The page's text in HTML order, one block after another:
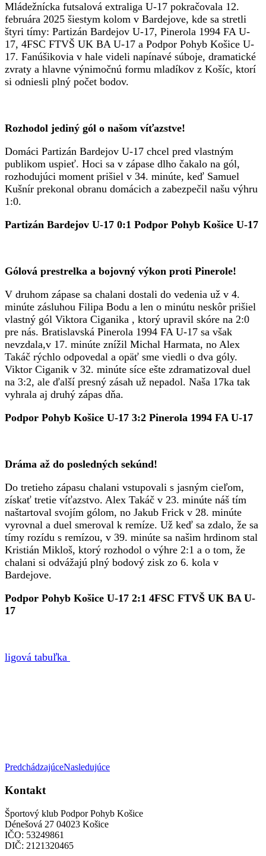
Mládežnícka futsalová extraliga U-17 pokračovala 12.
februára 2025 šiestym kolom v Bardejove, kde sa stretli
štyri tímy: Partizán Bardejov U-17, Pinerola 1994 FA U-
17, 4FSC FTVŠ UK BA U-17 a Podpor Pohyb Košice U-
17. Fanúšikovia v hale videli napínavé súboje, dramatické
zvraty a hlavne výnimočnú formu mladíkov z Košíc, ktorí
si odniesli plný počet bodov.
Rozhodol jediný gól o našom víťazstve!
Domáci Partizán Bardejov U-17 chcel pred vlastným
publikom uspieť. Hoci sa v zápase dlho čakalo na gól,
rozhodujúci moment prišiel v 34. minúte, keď Samuel
Kušnír prekonal obranu domácich a zabezpečil našu výhru
1:0.
Partizán Bardejov U-17 0:1 Podpor Pohyb Košice U-17
Gólová prestrelka a bojovný výkon proti Pinerole!
V druhom zápase sa chalani dostali do vedenia už v 4.
minúte zásluhou Filipa Bodu a len o minútu neskôr prišiel
vlastný gól Viktora Ciganika , ktorý upravil skóre na 2:0
pre nás. Bratislavská Pinerola 1994 FA U-17 sa však
nevzdala,v 17. minúte znížil Michal Harmata, no Alex
Takáč rýchlo odpovedal a opäť sme viedli o dva góly.
Viktor Ciganik v 32. minúte síce ešte zdramatizoval duel
na 3:2, ale ďalší presný zásah už nepadol. Naša 17ka tak
vyhrala aj druhý zápas dňa.
Podpor Pohyb Košice U-17 3:2 Pinerola 1994 FA U-17
Dráma až do posledných sekúnd!
Do tretieho zápasu chalani vstupovali s jasným cieľom,
získať tretie víťazstvo. Alex Takáč v 23. minúte náš tím
naštartoval svojím gólom, no Jakub Frick v 28. minúte
vyrovnal a duel smeroval k remíze. Už keď sa zdalo, že sa
tímy rozídu s remízou, v 39. minúte sa našim hrdinom stal
Kristián Mikloš, ktorý rozhodol o výhre 2:1 a o tom, že
chalani si odvážajú plný bodový zisk zo 6. kola v
Bardejove.
Podpor Pohyb Košice U-17 2:1 4FSC FTVŠ UK BA U-
17
ligová tabuľka
PredchádzajúceNasledujúce
Kontakt
Športový klub Podpor Pohyb Košice
Dénešová 27 04023 Košice
IČO: 53249861
DIČ: 2121320465